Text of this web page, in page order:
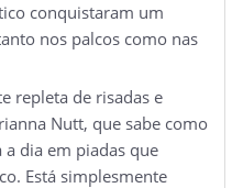
conquistaram um
nos palcos como nas
repleta de risadas e
Nutt, que sabe como
dia em piadas que
Está simplesmente